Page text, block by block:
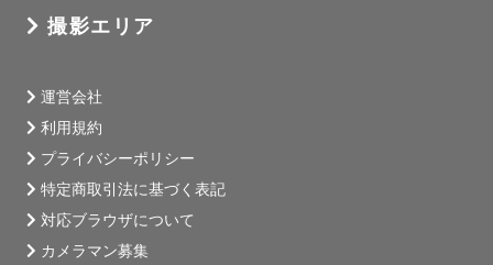
撮影エリア
運営会社
利用規約
プライバシーポリシー
特定商取引法に基づく表記
対応ブラウザについて
カメラマン募集